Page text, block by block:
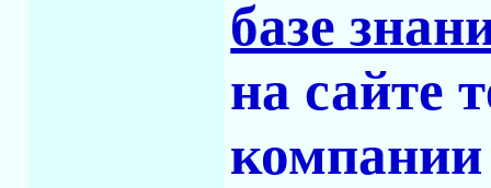
базе
на сайте